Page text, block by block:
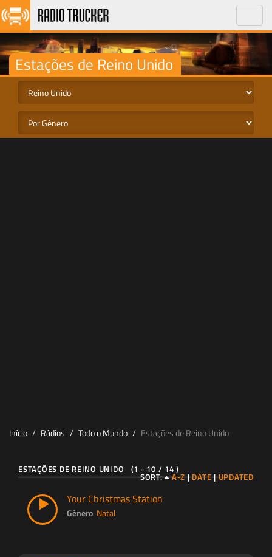
Estações de Reino Unido
Início Rádios Todo o Mundo Estações de Reino Unido
ESTAÇÕES DE REINO UNIDO (1 - 10 / 14 )
SORT: A-Z | DATE | UPDATED
Your Christmas Station
Gênero Natal